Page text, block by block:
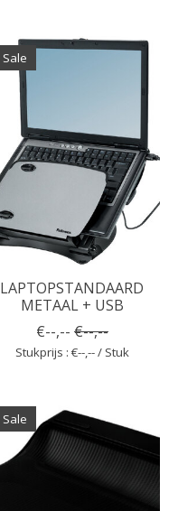
Sale
LAPTOPSTANDAARD
METAAL + USB
€--,-- €--,--
Stukprijs : €--,-- / Stuk
Sale